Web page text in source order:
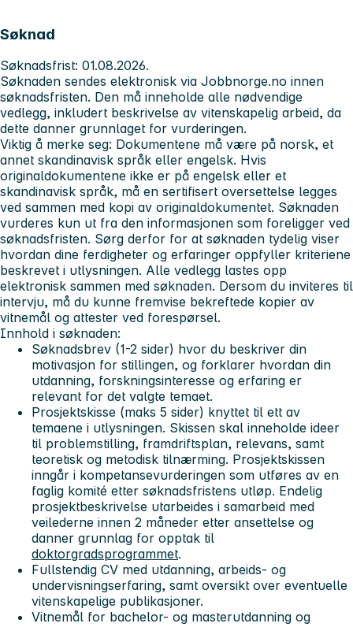
Søknad
Søknadsfrist: 01.08.2026.
Søknaden sendes elektronisk via Jobbnorge.no innen
søknadsfristen. Den må inneholde alle nødvendige
vedlegg, inkludert beskrivelse av vitenskapelig arbeid, da
dette danner grunnlaget for vurderingen.
Viktig å merke seg: Dokumentene må være på norsk, et
annet skandinavisk språk eller engelsk. Hvis
originaldokumentene ikke er på engelsk eller et
skandinavisk språk, må en sertifisert oversettelse legges
ved sammen med kopi av originaldokumentet. Søknaden
vurderes kun ut fra den informasjonen som foreligger ved
søknadsfristen. Sørg derfor for at søknaden tydelig viser
hvordan dine ferdigheter og erfaringer oppfyller kriteriene
beskrevet i utlysningen. Alle vedlegg lastes opp
elektronisk sammen med søknaden. Dersom du inviteres til
intervju, må du kunne fremvise bekreftede kopier av
vitnemål og attester ved forespørsel.
Innhold i søknaden:
Søknadsbrev (1-2 sider) hvor du beskriver din
motivasjon for stillingen, og forklarer hvordan din
utdanning, forskningsinteresse og erfaring er
relevant for det valgte temaet.
Prosjektskisse (maks 5 sider) knyttet til ett av
temaene i utlysningen. Skissen skal inneholde ideer
til problemstilling, framdriftsplan, relevans, samt
teoretisk og metodisk tilnærming. Prosjektskissen
inngår i kompetansevurderingen som utføres av en
faglig komité etter søknadsfristens utløp. Endelig
prosjektbeskrivelse utarbeides i samarbeid med
veilederne innen 2 måneder etter ansettelse og
danner grunnlag for opptak til
doktorgradsprogrammet.
Fullstendig CV med utdanning, arbeids- og
undervisningserfaring, samt oversikt over eventuelle
vitenskapelige publikasjoner.
Vitnemål for bachelor- og masterutdanning og